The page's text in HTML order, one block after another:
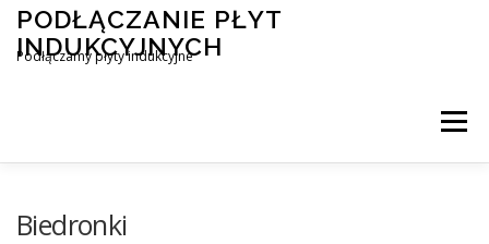
Przejdź
treści
PODŁĄCZANIE PŁYT
INDUKCYJNYCH
Podłączamy płyty indukcyjne
Menu
Biedronki